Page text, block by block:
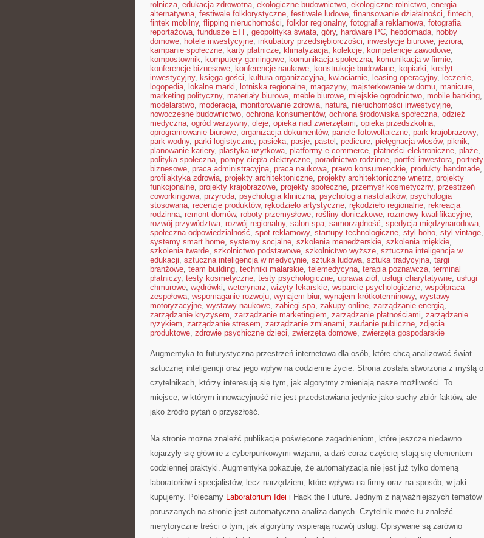
rolnicza, edukacja zdrowotna, ekologiczne budownictwo, ekologiczne rolnictwo, energia
alternatywna, festiwale folklorystyczne, festiwale ludowe, finansowanie działalności, fintech,
fintek mobilny, flipping nieruchomości, folklor regionalny, fotografia reklamowa, fotografia
reportażowa, fundusze ETF, geopolityka świata, góry, hardware PC, hebdomada, hobby
domowe, hotele inwestycyjne, inkubatory przedsiębiorczości, inwestycje biurowe, jeziora,
kampanie społeczne, karty płatnicze, klimatyzacja, kolekcje, kompetencje zawodowe,
kompostownik, komputery gamingowe, komunikacja społeczna, komunikacja w firmie,
konferencje biznesowe, konferencje naukowe, konstrukcje budowlane, kopiarki, kredyt
inwestycyjny, księga gości, kultura organizacyjna, kwiaciarnie, leasing operacyjny, leczenie,
logopedia, lokalne marki, lotniska regionalne, magazyny, majsterkowanie w domu, manicure,
marketing polityczny, materiały biurowe, meble biurowe, miejskie ogrodnictwo, mobile banking,
modelarstwo, moderacja, monitorowanie zdrowia, natura, nieruchomości inwestycyjne,
nowoczesne budownictwo, ochrona konsumentów, ochrona środowiska społeczna, odzież
medyczna, ogród warzywny, oleje, opieka nad zwierzętami, opieka przedszkolna,
oprogramowanie biurowe, organizacja dokumentów, panele fotowoltaiczne, park krajobrazowy,
park wodny, parki logistyczne, pasieka, pasje, pastel , pedicure, pielęgnacja włosów, piknik,
planowanie kariery, plastyka użytkowa, platformy e-commerce, płatności elektroniczne, plaże,
polityka społeczna, pompy ciepła elektryczne, poradnictwo rodzinne, portfel inwestora, portrety
biznesowe, praca administracyjna, praca naukowa, prawo konsumenckie, produkty handmade,
profilaktyka zdrowia, projekty architektoniczne, projekty architektoniczne wnętrz, projekty
funkcjonalne, projekty krajobrazowe, projekty społeczne, przemysł kosmetyczny, przestrzeń
coworkingowa, przyroda, psychologia kliniczna, psychologia nastolatków, psychologia
stosowana, recenzje produktów, rękodzieło artystyczne, rękodzieło regionalne, rekreacja
rodzinna, remont domów, roboty przemysłowe, rośliny doniczkowe, rozmowy kwalifikacyjne,
rozwój przywództwa, rozwój regionalny, salon spa, samorządność, spedycja międzynarodowa,
społeczna odpowiedzialność, spot reklamowy, startupy technologiczne, styl boho, styl vintage,
systemy smart home, systemy socjalne, szkolenia menedżerskie, szkolenia miękkie,
szkolenia twarde, szkolnictwo podstawowe, szkolnictwo wyższe, sztuczna inteligencja w
edukacji, sztuczna inteligencja w medycynie, sztuka ludowa, sztuka tradycyjna, targi
branżowe, team building, techniki malarskie, telemedycyna, terapia poznawcza, terminal
płatniczy, testy kosmetyczne, testy psychologiczne, uprawa ziół, usługi charytatywne, usługi
chmurowe, wędrówki, weterynarz, wizyty lekarskie, wsparcie psychologiczne, współpraca
zespołowa, wspomaganie rozwoju, wynajem biur, wynajem krótkoterminowy, wystawy
motoryzacyjne, wystawy naukowe, zabiegi spa, zakupy online, zarządzanie energią,
zarządzanie kryzysem, zarządzanie marketingiem, zarządzanie płatnościami, zarządzanie
ryzykiem, zarządzanie stresem, zarządzanie zmianami, zaufanie publiczne, zdjęcia
produktowe, zdrowie psychiczne dzieci, zwierzęta domowe, zwierzęta gospodarskie
Augmentyka to futurystyczna przestrzeń internetowa dla osób, które chcą analizować świat
sztucznej inteligencji oraz jego wpływ na codzienne życie. Strona została stworzona z myślą o
czytelnikach, którzy interesują się tym, jak algorytmy zmieniają nasze możliwości. To
miejsce, w którym innowacyjność nie jest przedstawiana jedynie jako suchy zbiór faktów, ale
jako źródło pytań o przyszłość.
Na stronie można znaleźć publikacje poświęcone zagadnieniom, które jeszcze niedawno
kojarzyły się głównie z cyberpunkowymi wizjami, a dziś coraz częściej stają się elementem
codziennej praktyki. Augmentyka pokazuje, że automatyzacja nie jest już tylko domeną
laboratoriów i specjalistów, lecz narzędziem, które wpływa na firmy oraz na sposób, w jaki
kupujemy. Polecamy Laboratorium Idei i Hack the Future. Jednym z najważniejszych tematów
poruszanych na stronie jest automatyczna analiza danych. Czytelnik może tu znaleźć
merytoryczne treści o tym, jak algorytmy wspierają rozwój usług. Opisywane są zarówno